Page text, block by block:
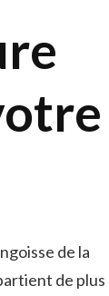
de la
de plus